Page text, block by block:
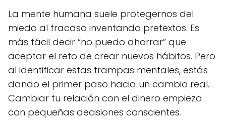
La mente humana suele protegernos del
miedo al fracaso inventando pretextos. Es
más fácil decir “no puedo ahorrar” que
aceptar el reto de crear nuevos hábitos. Pero
al identificar estas trampas mentales, estás
dando el primer paso hacia un cambio real.
Cambiar tu relación con el dinero empieza
con pequeñas decisiones conscientes.